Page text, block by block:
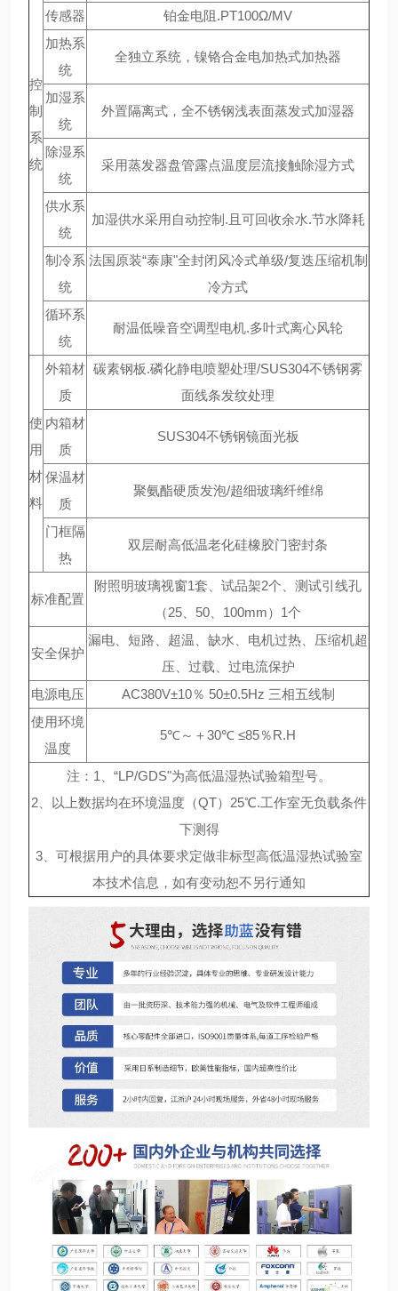
控
制
系
统
传感器
铂金电阻.PT100Ω/MV
加热系
统
全独立系统，镍铬合金电加热式加热器
加湿系
统
外置隔离式，全不锈钢浅表面蒸发式加湿器
除湿系
统
采用蒸发器盘管露点温度层流接触除湿方式
供水系
统
加湿供水采用自动控制.且可回收余水.节水降耗
制冷系
统
法国原装“泰康"全封闭风冷式单级/复迭压缩机制
冷方式
循环系
统
耐温低噪音空调型电机.多叶式离心风轮
使
用
材
料
外箱材
质
碳素钢板.磷化静电喷塑处理/SUS304不锈钢雾
面线条发纹处理
内箱材
质
SUS304不锈钢镜面光板
保温材
质
聚氨酯硬质发泡/超细玻璃纤维绵
门框隔
热
双层耐高低温老化硅橡胶门密封条
标准配置
附照明玻璃视窗1套、试品架2个、测试引线孔
（25、50、100mm）1个
安全保护
漏电、短路、超温、缺水、电机过热、压缩机超
压、过载、过电流保护
电源电压
AC380V±10％ 50±0.5Hz 三相五线制
使用环境
温度
5℃～＋30℃ ≤85％R.H
注：1、“LP/GDS"为高低温湿热试验箱型号。
2、以上数据均在环境温度（QT）25℃.工作室无负载条件
下测得
3、可根据用户的具体要求定做非标型高低温湿热试验室
本技术信息，如有变动恕不另行通知